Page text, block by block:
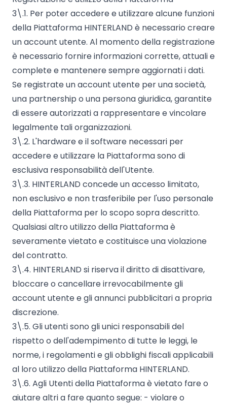
3\.1. Per poter accedere e utilizzare alcune funzioni
della Piattaforma HINTERLAND è necessario creare
un account utente. Al momento della registrazione
è necessario fornire informazioni corrette, attuali e
complete e mantenere sempre aggiornati i dati.
Se registrate un account utente per una società,
una partnership o una persona giuridica, garantite
di essere autorizzati a rappresentare e vincolare
legalmente tali organizzazioni.
3\.2. L'hardware e il software necessari per
accedere e utilizzare la Piattaforma sono di
esclusiva responsabilità dell'Utente.
3\.3. HINTERLAND concede un accesso limitato,
non esclusivo e non trasferibile per l'uso personale
della Piattaforma per lo scopo sopra descritto.
Qualsiasi altro utilizzo della Piattaforma è
severamente vietato e costituisce una violazione
del contratto.
3\.4. HINTERLAND si riserva il diritto di disattivare,
bloccare o cancellare irrevocabilmente gli
account utente e gli annunci pubblicitari a propria
discrezione.
3\.5. Gli utenti sono gli unici responsabili del
rispetto o dell'adempimento di tutte le leggi, le
norme, i regolamenti e gli obblighi fiscali applicabili
al loro utilizzo della Piattaforma HINTERLAND.
3\.6. Agli Utenti della Piattaforma è vietato fare o
aiutare altri a fare quanto segue: - violare o